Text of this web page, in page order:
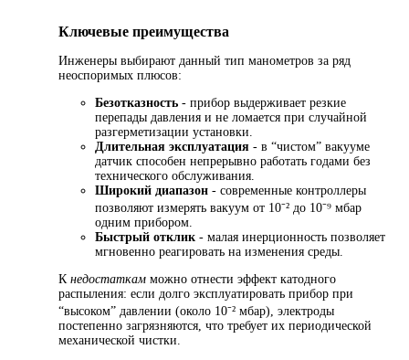
Ключевые преимущества
Инженеры выбирают данный тип манометров за ряд
неоспоримых плюсов:
Безотказность - прибор выдерживает резкие
перепады давления и не ломается при случайной
разгерметизации установки.
Длительная эксплуатация - в “чистом” вакууме
датчик способен непрерывно работать годами без
технического обслуживания.
Широкий диапазон - современные контроллеры
позволяют измерять вакуум от 10⁻² до 10⁻⁹ мбар
одним прибором.
Быстрый отклик - малая инерционность позволяет
мгновенно реагировать на изменения среды.
К недостаткам можно отнести эффект катодного
распыления: если долго эксплуатировать прибор при
“высоком” давлении (около 10⁻² мбар), электроды
постепенно загрязняются, что требует их периодической
механической чистки.